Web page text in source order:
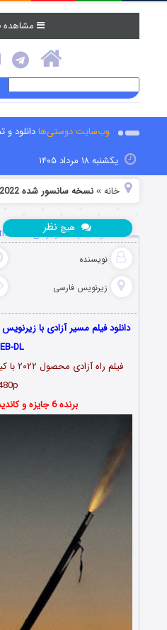
وب‌سایت دوستی‌هادانلود و
یکشنبه ۱۸ مرداد ۱۴۰۵
خانه »نسخه سانسور شده Freedom's Path 2022
دانلود فیلم مسیر آزادی Freedom’s Path 2022
نویسنده
زیرنویس فارسی
هیچ نظر
DL
فیلم راه آزادی محصول
برنده 6 جایزه و کاندیدای 1 جایزه دیگر